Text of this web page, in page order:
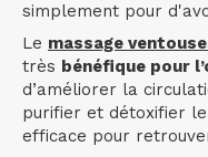
simplement pour
Le massage
très bénéfique pour
d’améliorer la
purifier et détoxifier
efficace pour